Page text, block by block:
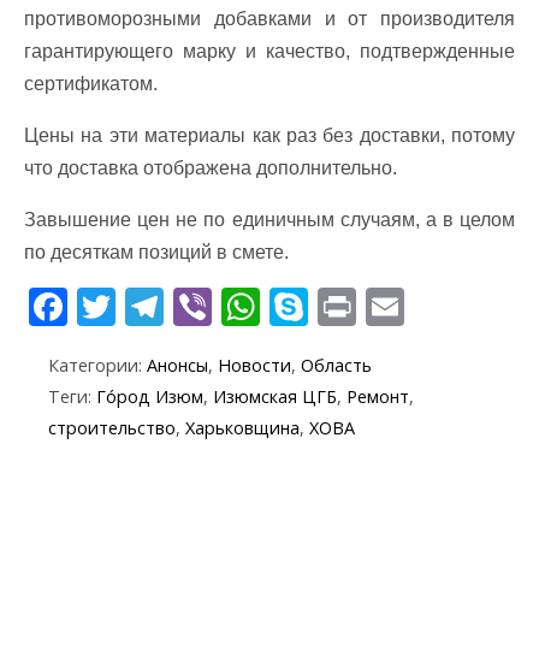
противоморозными добавками и от производителя
гарантирующего марку и качество, подтвержденные
сертификатом.
Цены на эти материалы как раз без доставки, потому
что доставка отображена дополнительно.
Завышение цен не по единичным случаям, а в целом
по десяткам позиций в смете.
F
e
b
T
itt
er
T
e
gr
Vi
er
W
at
s
S
k
y
p
Pr
t ai
l
Категории: Анонсы, Новости, Область
Теги: Го́род Изюм, Изюмская ЦГБ, Ремонт,
строительство, Харьковщина, ХОВА